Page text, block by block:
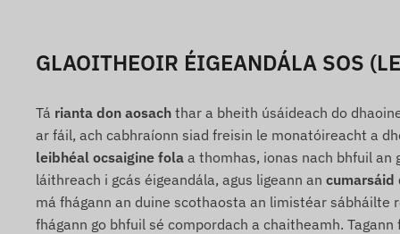
GLAOITHEOIR ÉIGEANDÁLA SOS
Tá rianta don aosach thar a bheith úsáideach do
ar fáil, ach cabhraíonn siad freisin le monatóireacht a
leibhéal ocsaigine fola a thomhas, ionas nach bhfuil an
láithreach i gcás éigeandála, agus ligeann an cumarsáid
má fhágann an duine scothaosta an limistéar sábháilte
fhágann go bhfuil sé compordach a chaitheamh.